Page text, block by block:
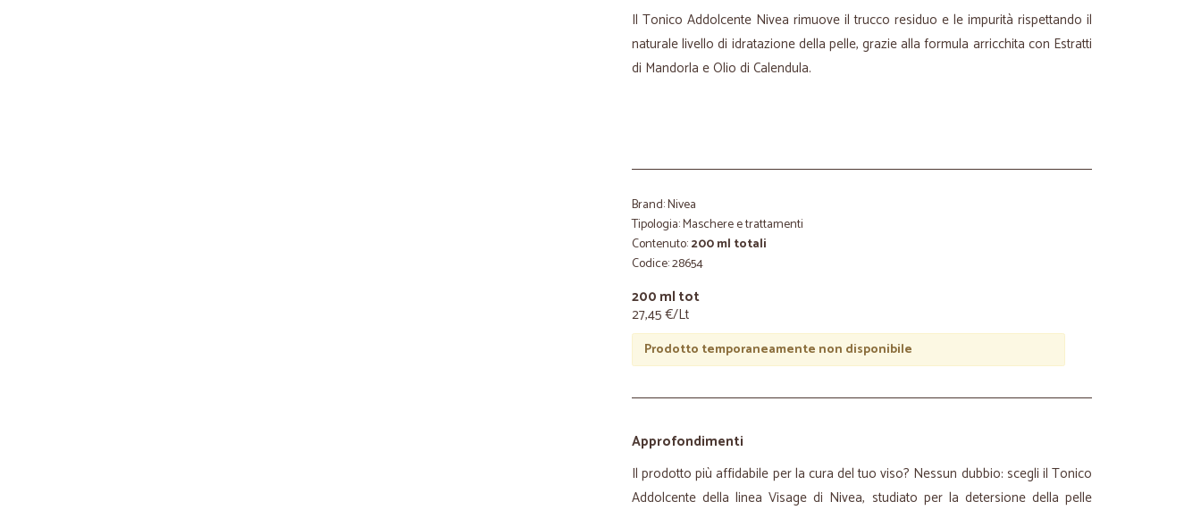
Il Tonico Addolcente Nivea rimuove il trucco residuo e le impurità rispettando il
naturale livello di idratazione della pelle, grazie alla formula arricchita con Estratti
di Mandorla e Olio di Calendula.
Brand: Nivea
Tipologia: Maschere e trattamenti
Contenuto:200 ml totali
Codice: 28654
200 ml tot
27,45 €/Lt
Prodotto temporaneamente non disponibile
Approfondimenti
Il prodotto più affidabile per la cura del tuo viso? Nessun dubbio: scegli il Tonico
Addolcente della lineaVisage di Nivea, studiato per la detersione della pelle